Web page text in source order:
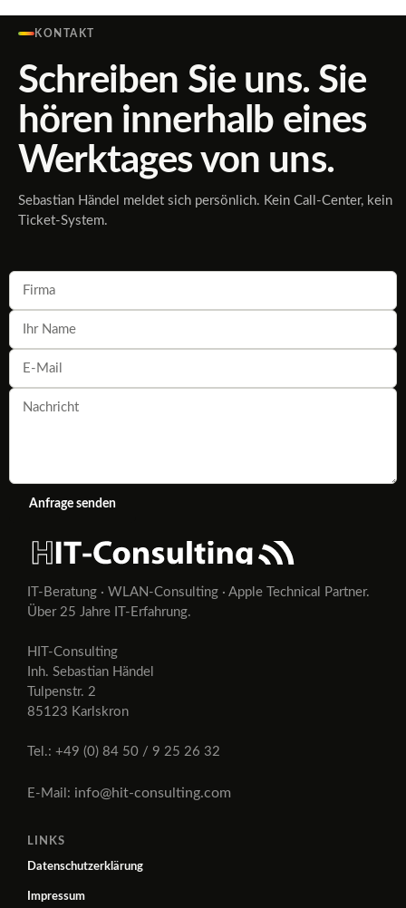
KONTAKT
Schreiben Sie uns. Sie
hören innerhalb eines
Werktages von uns.
Sebastian Händel meldet sich persönlich. Kein Call-Center, kein
Ticket-System.
Anfrage senden
IT-Beratung · WLAN-Consulting · Apple Technical Partner.
Über 25 Jahre IT-Erfahrung.
HIT-Consulting
Inh. Sebastian Händel
Tulpenstr. 2
85123 Karlskron
Tel.: +49 (0) 84 50 / 9 25 26 32
E-Mail: info@hit-consulting.com
LINKS
Datenschutzerklärung
Impressum